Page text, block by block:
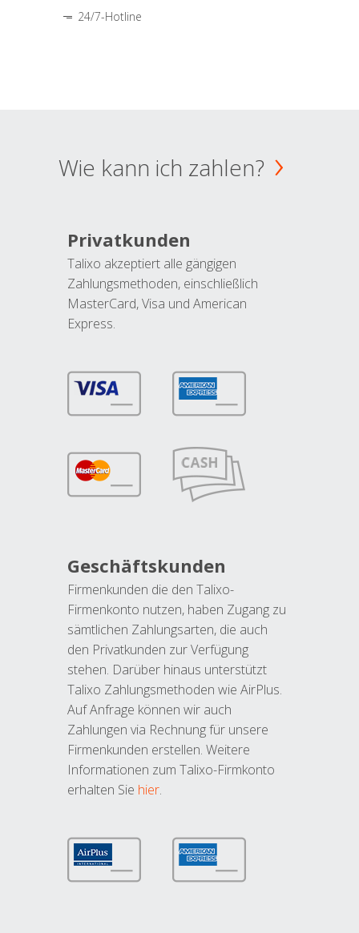
24/7-Hotline
Wie kann ich zahlen?
Privatkunden
Talixo akzeptiert alle gängigen
Zahlungsmethoden, einschließlich
MasterCard, Visa und American
Express.
Geschäftskunden
Firmenkunden die den Talixo-
Firmenkonto nutzen, haben Zugang zu
sämtlichen Zahlungsarten, die auch
den Privatkunden zur Verfügung
stehen. Darüber hinaus unterstützt
Talixo Zahlungsmethoden wie AirPlus.
Auf Anfrage können wir auch
Zahlungen via Rechnung für unsere
Firmenkunden erstellen. Weitere
Informationen zum Talixo-Firmkonto
erhalten Sie hier.